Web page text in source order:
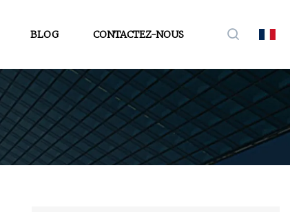
BLOG CONTACTEZ-NOUS